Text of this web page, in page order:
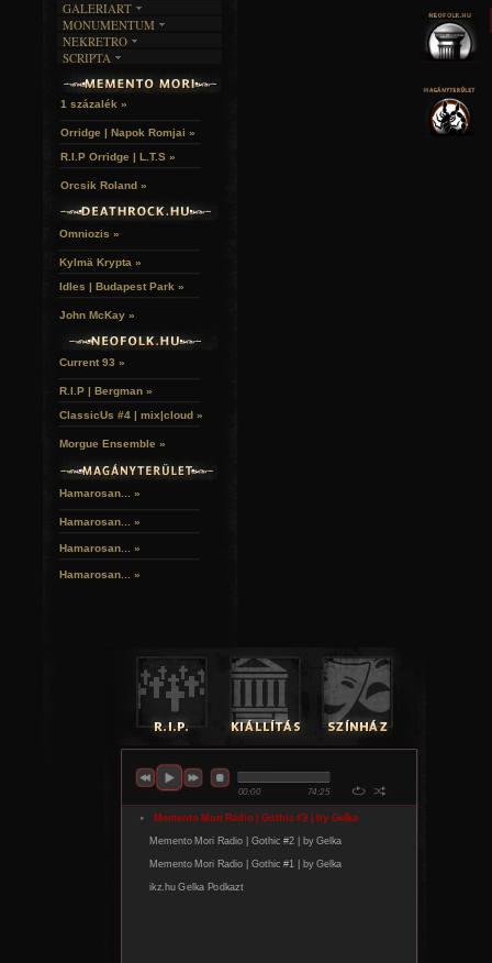
GALERIART
ARTGALERI
KÉPREGÉNYEK
LAKÁSKULTS
MONUMENTUM
TEMETŐK
TEMPLOMOK
VÁRAK
HELYEK
NEKRETRO
SZUBKULT
FEKETE LYUK
RELIKVIÁK
SCRIPTA
NOVELLÁK
VERSEK
1 százalék »
Orridge | Napok Romjai »
R.I.P Orridge | L.T.S »
Orcsik Roland »
Omniozis »
Kylmä Krypta »
Idles | Budapest Park »
John McKay »
Current 93 »
R.I.P | Bergman »
ClassicUs #4 | mix|cloud »
Morgue Ensemble »
Hamarosan... »
Hamarosan... »
Hamarosan... »
Hamarosan... »